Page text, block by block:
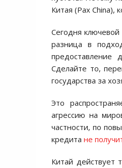
Китая (Pax China),
Сегодня
разница в
предоставление
Сделайте то,
государства за
Это
агрессию на
частности, по
кредита не
Китай действует